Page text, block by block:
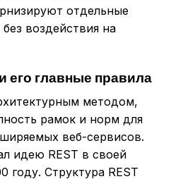
отдельные
воздействия на
его главные правила
методом,
рамок и норм для
веб-сервисов.
идею REST в своей
году. Структура REST